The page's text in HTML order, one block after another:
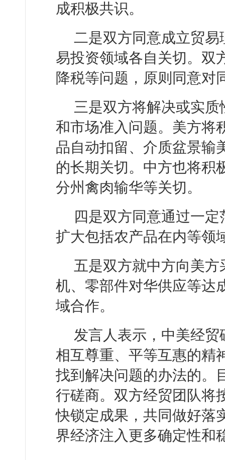
成积极共识。
二是双方同意成立贸
易投资领域各自关切。双
降税等问题，原则同意对
三是双方将解决或实
和市场准入问题。美方将
品自动扣留、介质盆景输
的长期关切。中方也将积
分州禽肉输华等关切。
四是双方同意通过一
扩大包括农产品在内等领
五是双方就中方向美
机、零部件对华供应等达
域合作。
发言人表示，中美经
相互尊重、平等互惠的精
找到解决问题的办法的。
行磋商。双方经贸团队将
快锁定成果，共同做好落
界经济注入更多确定性和